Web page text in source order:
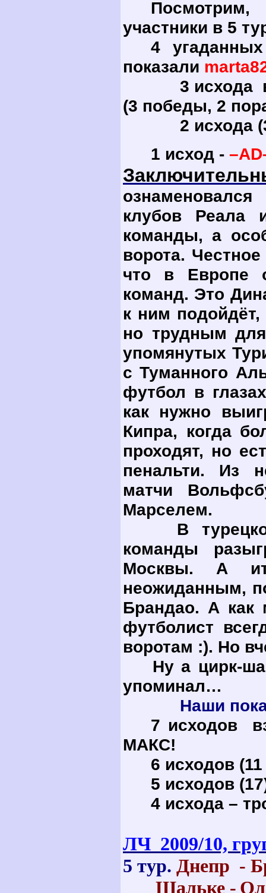
Посмотрим,
участники в 5
4
показали marta
3 исхода
(3 победы, 2
2 исхода (3
1 исход -–AD
клубов
команды, а
ворота.
что в Европе
команд. Это
к ним подойдёт,
но трудным
упомянутых
с Туманного
футбол в
как нужно
Кипра, когда
проходят, но
пенальти. Из
матчи
Марселем.
В турецком
команды
Москвы. А
неожиданным,
Брандао. А как
футболист
воротам :). Но
Ну а цирк-
упоминал…
Наши
7 исходов
МАКС!
6 исходов
5 исходов
4 исхода –
ЛЧ 2009/10,
5 тур. Днепр -
Шальке -